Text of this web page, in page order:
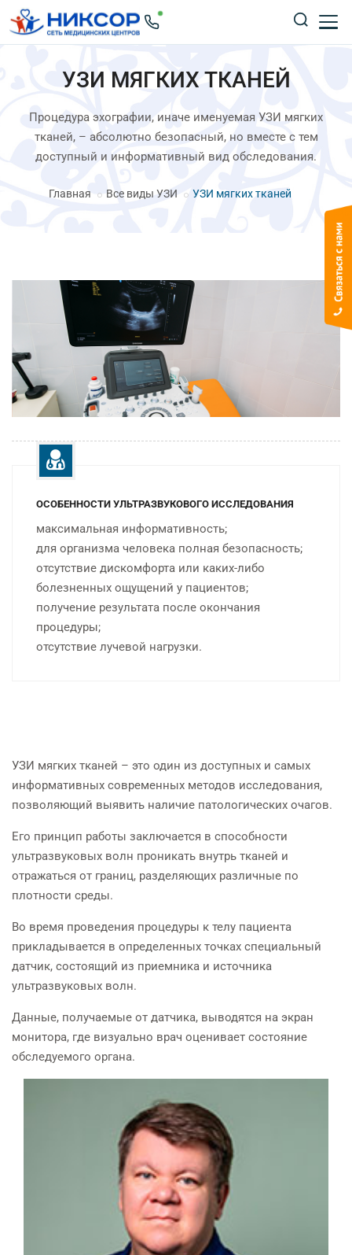
УЗИ МЯГКИХ ТКАНЕЙ
Процедура эхографии, иначе именуемая УЗИ мягких
тканей, – абсолютно безопасный, но вместе с тем
доступный и информативный вид обследования.
Главная Все виды УЗИ УЗИ мягких тканей
ОСОБЕННОСТИ УЛЬТРАЗВУКОВОГО ИССЛЕДОВАНИЯ
максимальная информативность;
для организма человека полная безопасность;
отсутствие дискомфорта или каких-либо
болезненных ощущений у пациентов;
получение результата после окончания
процедуры;
отсутствие лучевой нагрузки.
УЗИ мягких тканей – это один из доступных и самых
информативных современных методов исследования,
позволяющий выявить наличие патологических очагов.
Его принцип работы заключается в способности
ультразвуковых волн проникать внутрь тканей и
отражаться от границ, разделяющих различные по
плотности среды.
Во время проведения процедуры к телу пациента
прикладывается в определенных точках специальный
датчик, состоящий из приемника и источника
ультразвуковых волн.
Данные, получаемые от датчика, выводятся на экран
монитора, где визуально врач оценивает состояние
обследуемого органа.